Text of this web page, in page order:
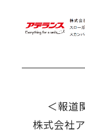
＜報道
株式会社